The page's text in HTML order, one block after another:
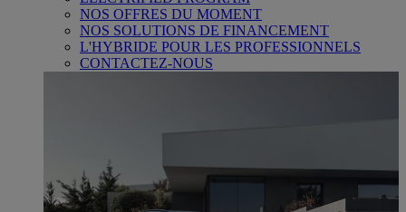
NOS OFFRES DU MOMENT
NOS SOLUTIONS DE FINANCEMENT
L'HYBRIDE POUR LES PROFESSIONNELS
CONTACTEZ-NOUS